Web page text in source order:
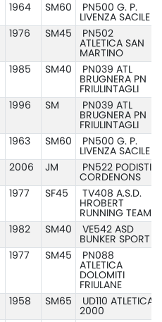
1964 SM60
PN500 G. P.
LIVENZA SACILE
1976 SM45
PN502
ATLETICA SAN
MARTINO
1985 SM40
PN039 ATL
BRUGNERA PN
FRIULINTAGLI
1996 SM
PN039 ATL
BRUGNERA PN
FRIULINTAGLI
1963 SM60
PN500 G. P.
LIVENZA SACILE
2006 JM
PN522 PODISTI
CORDENONS
1977 SF45
TV408 A.S.D.
HROBERT
RUNNING TEAM
1982 SM40
VE542 ASD
BUNKER SPORT
1977 SM45
PN088
ATLETICA
DOLOMITI
FRIULANE
1958 SM65
UD110 ATLETICA
2000